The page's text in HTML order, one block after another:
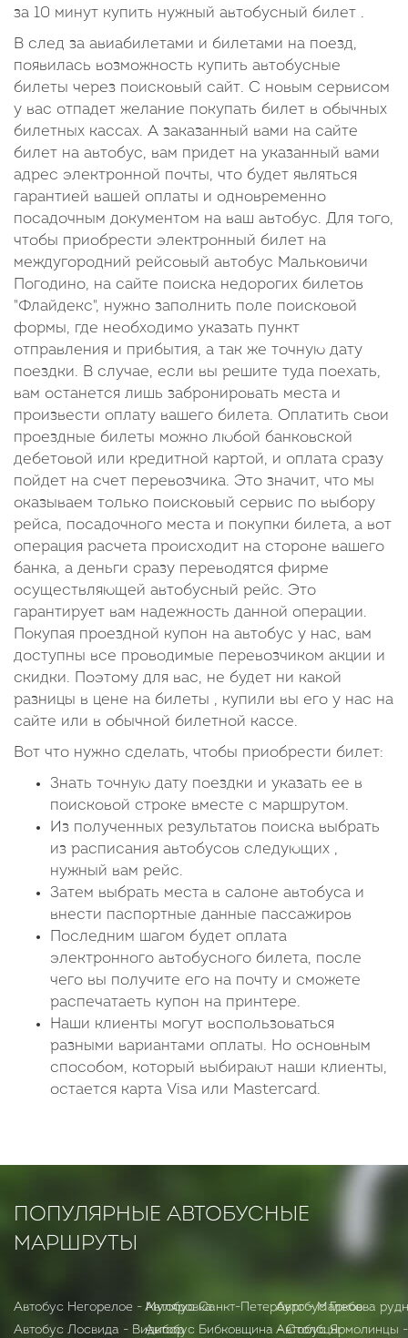
за 10 минут купить нужный автобусный билет .
В след за авиабилетами и билетами на поезд,
появилась возможность купить автобусные
билеты через поисковый сайт. С новым сервисом
у вас отпадет желание покупать билет в обычных
билетных кассах. А заказанный вами на сайте
билет на автобус, вам придет на указанный вами
адрес электронной почты, что будет являться
гарантией вашей оплаты и одновременно
посадочным документом на ваш автобус. Для того,
чтобы приобрести электронный билет на
междугородний рейсовый автобус Мальковичи
Погодино, на сайте поиска недорогих билетов
"Флайдекс", нужно заполнить поле поисковой
формы, где необходимо указать пункт
отправления и прибытия, а так же точную дату
поездки. В случае, если вы решите туда поехать,
вам останется лишь забронировать места и
произвести оплату вашего билета. Оплатить свои
проездные билеты можно любой банковской
дебетовой или кредитной картой, и оплата сразу
пойдет на счет перевозчика. Это значит, что мы
оказываем только поисковый сервис по выбору
рейса, посадочного места и покупки билета, а вот
операция расчета происходит на стороне вашего
банка, а деньги сразу переводятся фирме
осуществляющей автобусный рейс. Это
гарантирует вам надежность данной операции.
Покупая проездной купон на автобус у нас, вам
доступны все проводимые перевозчиком акции и
скидки. Поэтому для вас, не будет ни какой
разницы в цене на билеты , купили вы его у нас на
сайте или в обычной билетной кассе.
Вот что нужно сделать, чтобы приобрести билет:
Знать точную дату поездки и указать ее в
поисковой строке вместе с маршрутом.
Из полученных результатов поиска выбрать
из расписания автобусов следующих ,
нужный вам рейс.
Затем выбрать места в салоне автобуса и
внести паспортные данные пассажиров
Последним шагом будет оплата
электронного автобусного билета, после
чего вы получите его на почту и сможете
распечатаеть купон на принтере.
Наши клиенты могут воспользоваться
разными вариантами оплаты. Но основным
способом, который выбирают наши клиенты,
остается карта Visa или Mastercard.
ПОПУЛЯРНЫЕ АВТОБУСНЫЕ
МАРШРУТЫ
Автобус Негорелое - Муляровка
Автобус Лосвида - Видибор
Автобус Санкт-Петербург - Марков
Автобус Бибковщина - Столбцы
Автобус Глебова
Автобус Ярмолинцы